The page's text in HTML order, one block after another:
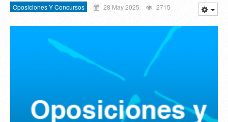
Oposiciones Y Concursos 28 May 2025 2715